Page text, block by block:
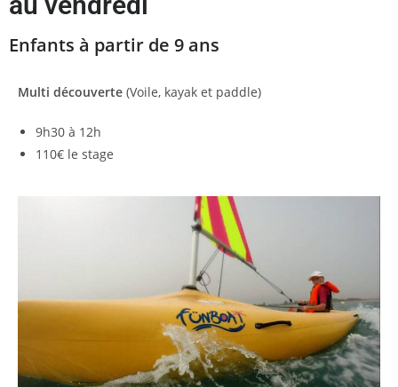
Enfants à partir de 9 ans
Multi découverte (Voile, kayak et paddle)
9h30 à 12h
110€ le stage